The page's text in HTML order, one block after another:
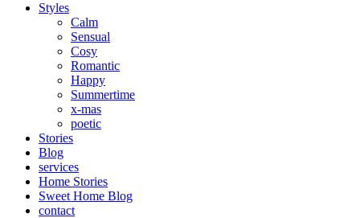
Styles
Calm
Sensual
Cosy
Romantic
Happy
Summertime
x-mas
poetic
Stories
Blog
services
Home Stories
Sweet Home Blog
contact